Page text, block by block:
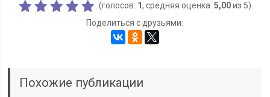
(голосов: 1, средняя оценка: 5,00из 5)
Поделиться с друзьями:
Похожие публикации